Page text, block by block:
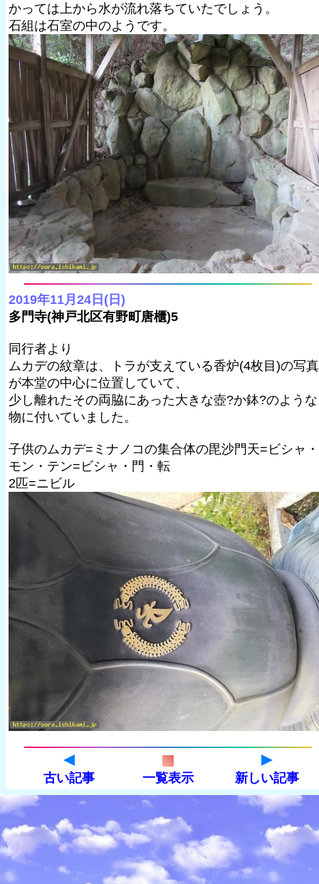
かっては上から水が流れ落ちていたでしょう。
石組は石室の中のようです。
2019年11月24日(日)
多門寺(神戸北区有野町唐櫃)5
同行者より
ムカデの紋章は、トラが支えている香炉(4枚目)の写真
が本堂の中心に位置していて、
少し離れたその両脇にあった大きな壺?か鉢?のような
物に付いていました。
子供のムカデ=ミナノコの集合体の毘沙門天=ビシャ・
モン・テン=ビシャ・門・転
2匹=ニビル
古い記事 一覧表示 新しい記事